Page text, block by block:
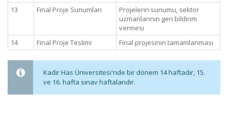
13
Final Proje Sunumları
Projelerin sunumu, sektör
uzmanlarının geri bildirim
vermesi
14
Final Proje Teslimi Final projesinin tamamlanması
Kadir Has Üniversitesi'nde bir dönem 14 haftadır, 15.
ve 16. hafta sınav haftalarıdır.